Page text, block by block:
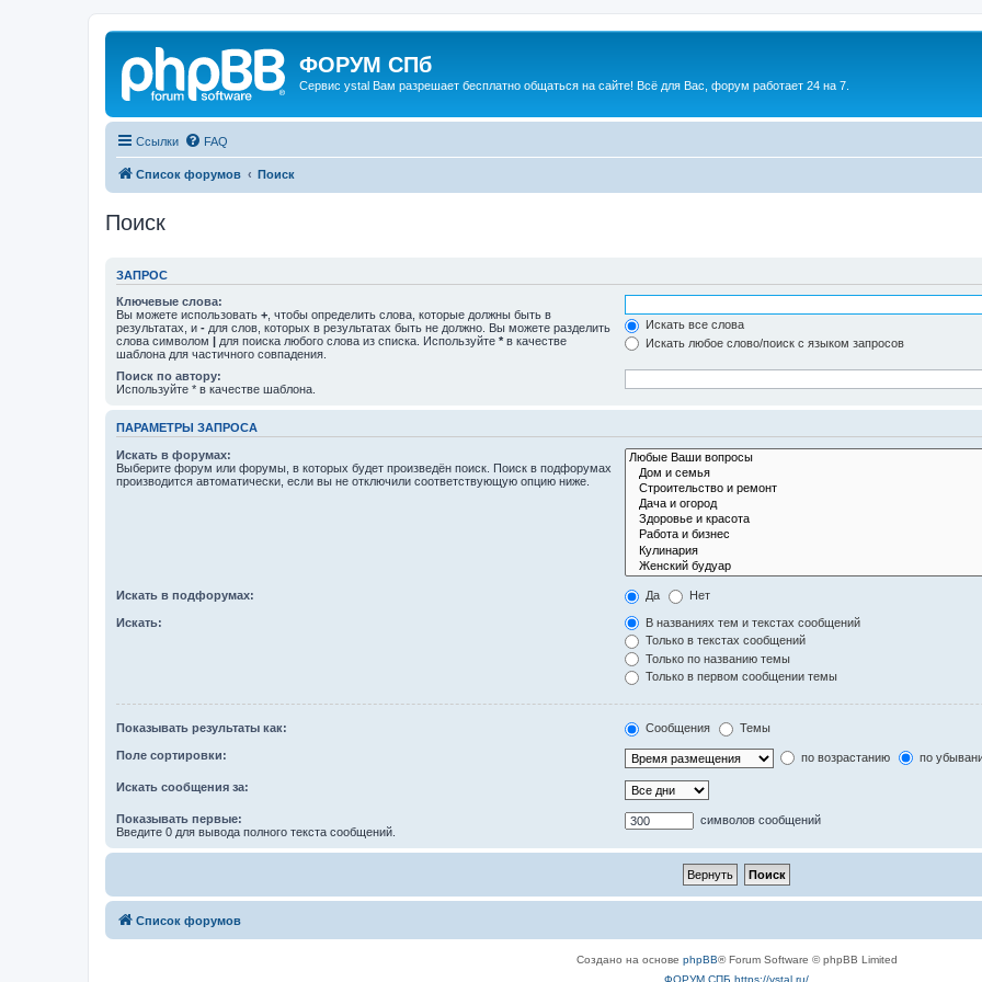
ФОРУМ СПб
Сервис ystal Вам разрешает бесплатно общаться на сайте! Всё для Вас, форум работает 24 на 7.
Ссылки FAQ
Список форумов Поиск
Поиск
ЗАПРОС
Ключевые слова:
Вы можете использовать + , чтобы определить слова, которые должны быть в
результатах, и - для слов, которых в результатах быть не должно. Вы можете разделить
слова символом | для поиска любого слова из списка. Используйте * в качестве
шаблона для частичного совпадения.
Искать все слова
Искать любое слово/поиск с языком запросов
Поиск по автору:
Используйте * в качестве шаблона.
ПАРАМЕТРЫ ЗАПРОСА
Искать в форумах:
Выберите форум или форумы, в которых будет произведён поиск. Поиск в подфорумах
производится автоматически, если вы не отключили соответствующую опцию ниже.
Искать в подфорумах: Да Нет
Искать:
В названиях тем и текстах сообщений
Только в текстах сообщений
Только по названию темы
Только в первом сообщении темы
Показывать результаты как: Сообщения Темы
Поле сортировки: по возрастанию по
Искать сообщения за:
Показывать первые:
Введите 0 для вывода полного текста сообщений.
символов сообщений
Список форумов
Создано на основе phpBB® Forum Software © phpBB Limited
ФОРУМ СПБ https://ystal.ru/